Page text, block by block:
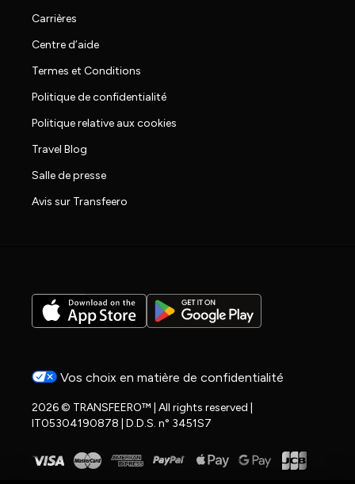
Carrières
Centre d’aide
Termes et Conditions
Politique de confidentialité
Politique relative aux cookies
Travel Blog
Salle de presse
Avis sur Transfeero
Vos choix en matière de confidentialité
2026 © TRANSFEERO™ | All rights reserved |
IT05304190878 | D.D.S. n° 3451S7